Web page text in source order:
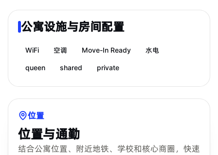
公寓设施与房间配置
WiFi 空调 Move-In Ready 水电
queen shared private
位置
位置与通勤
结合公寓位置、附近地铁、学校和核心商圈，快速